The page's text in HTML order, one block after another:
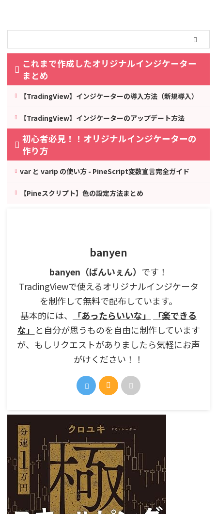
これまで作成したオリジナルインジケーター
まとめ
【TradingView】インジケーターの導入方法（新規導入）
【TradingView】インジケーターのアップデート方法
初心者必見！！オリジナルインジケーターの
作り方
var と varip の使い方 - PineScript変数宣言完全ガイド
【Pineスクリプト】色の設定方法まとめ
banyen
banyen（ばんいぇん） です！
TradingViewで使えるオリジナルインジケータ
を制作して無料で配布しています。
基本的には、
「あったらいいな」
「楽できる
な」 と自分が思うものを自由に制作しています
が、もしリクエストがありましたら気軽にお声
がけください！！